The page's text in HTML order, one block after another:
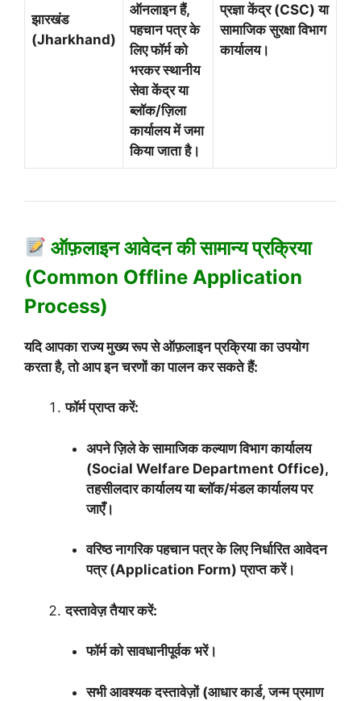
झारखंड
(Jharkhand)
ऑनलाइन हैं,
पहचान पत्र के
लिए फॉर्म को
भरकर स्थानीय
सेवा केंद्र या
ब्लॉक/ज़िला
कार्यालय में जमा
किया जाता है।
प्रज्ञा केंद्र (CSC) या
सामाजिक सुरक्षा विभाग
कार्यालय।
ऑफ़लाइन आवेदन की सामान्य प्रक्रिया
(Common Offline Application
Process)
यदि आपका राज्य मुख्य रूप से ऑफ़लाइन प्रक्रिया का उपयोग
करता है, तो आप इन चरणों का पालन कर सकते हैं:
फॉर्म प्राप्त करें:
अपने ज़िले के सामाजिक कल्याण विभाग कार्यालय
(Social Welfare Department Office),
तहसीलदार कार्यालय या ब्लॉक/मंडल कार्यालय पर
जाएँ।
वरिष्ठ नागरिक पहचान पत्र के लिए निर्धारित आवेदन
पत्र (Application Form) प्राप्त करें।
दस्तावेज़ तैयार करें:
फॉर्म को सावधानीपूर्वक भरें।
सभी आवश्यक दस्तावेज़ों (आधार कार्ड, जन्म प्रमाण